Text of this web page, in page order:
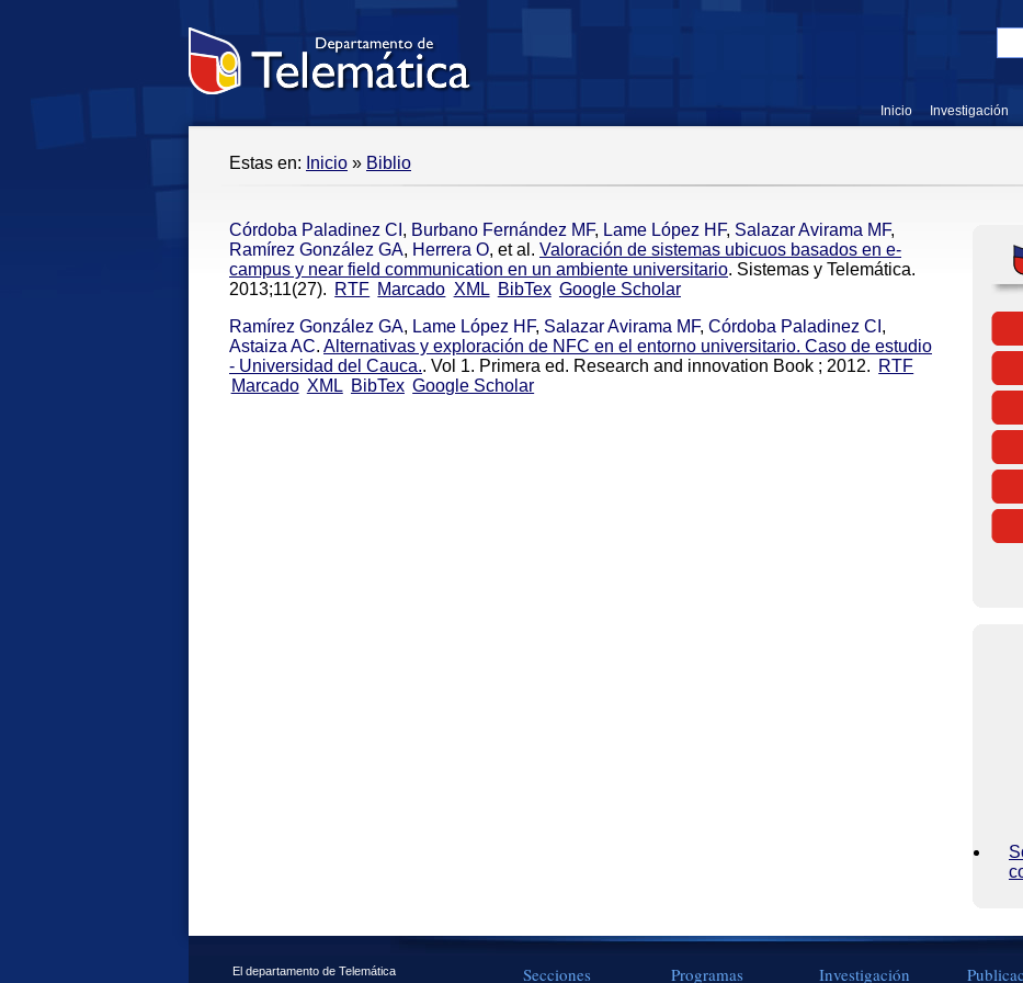
Inicio Investigación
Estas en: Inicio » Biblio
Córdoba Paladinez CI , Burbano Fernández MF, Lame López HF, Salazar Avirama MF,
Ramírez González GA, Herrera O, et al. Valoración de sistemas ubicuos basados en e-
campus y near field communication en un ambiente universitario. Sistemas y Telemática.
2013;11(27). RTF Marcado XML BibTex Google Scholar
Ramírez González GA, Lame López HF, Salazar Avirama MF, Córdoba Paladinez CI ,
Astaiza AC. Alternativas y exploración de NFC en el entorno universitario. Caso de estudio
- Universidad del Cauca.. Vol 1. Primera ed. Research and innovation Book ; 2012. RTF
Marcado XML BibTex Google Scholar
El departamento de Telemática
Secciones Programas Investigación